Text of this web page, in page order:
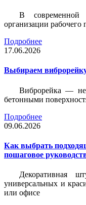
В современной
организации рабочего
Подробнее
17.06.2026
Выбираем
Виброрейка —
бетонными
Подробнее
09.06.2026
Как выбрать
пошаговое
Декоративная
универсальных и
или офисе